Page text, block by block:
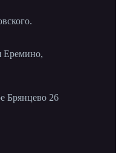
Еремино,
Брянцево 26